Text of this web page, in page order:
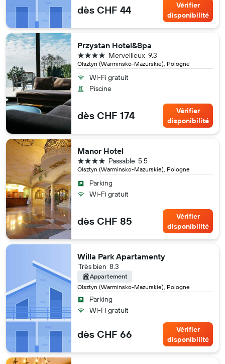
dès CHF 44
Vérifier
disponibilité
Przystan Hotel&Spa
Olsztyn (Warminsko-Mazurskie), Pologne
9.3
Merveilleux
4 étoiles
Wi-Fi gratuit
Piscine
dès CHF 174
Vérifier
disponibilité
Manor Hotel
Olsztyn (Warminsko-Mazurskie), Pologne
5.5
Passable
4 étoiles
Parking
Wi-Fi gratuit
dès CHF 85
Vérifier
disponibilité
Willa Park Apartamenty
Olsztyn (Warminsko-Mazurskie), Pologne
8.3
Très bien
Appartement
Parking
Wi-Fi gratuit
dès CHF 66
Vérifier
disponibilité